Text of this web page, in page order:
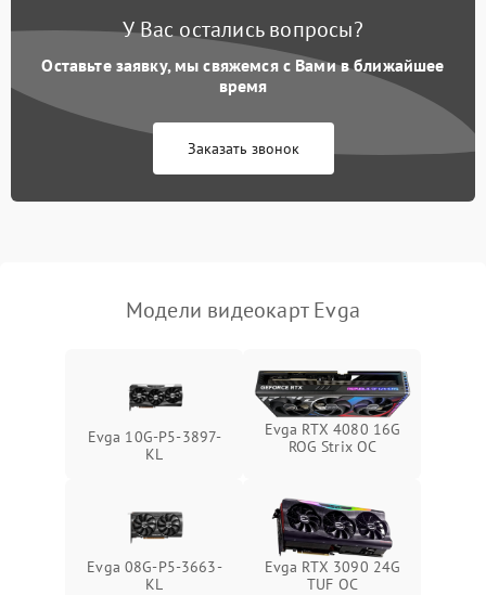
Общие поломки
Система охлаждения
Экран (дисплей)
Программные сбои
У Вас остались вопросы?
Оставьте заявку, мы свяжемся с Вами в ближайшее
время
Заказать звонок
Модели видеокарт Evga
Evga 10G-P5-3897-
KL
Evga RTX 4080 16G
ROG Strix OC
Evga 08G-P5-3663-
KL
Evga RTX 3090 24G
TUF OC